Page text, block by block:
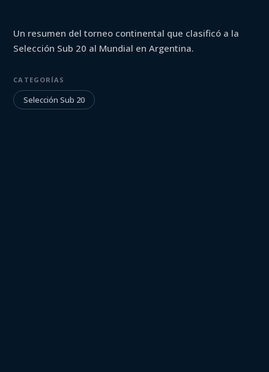
La Película del Sudamericano
Un resumen del torneo continental que clasificó a la
Selección Sub 20 al Mundial en Argentina.
CATEGORÍAS
Selección Sub 20